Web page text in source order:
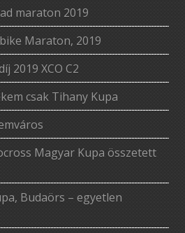
maraton 2019
Maraton, 2019
2019 XCO C2
csak Tihany Kupa
Magyar Kupa összetett
Budaörs – egyetlen